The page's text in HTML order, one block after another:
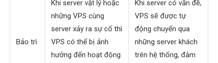
Bảo trì
Khi server vật lý hoặc
những VPS cùng
server xảy ra sự cố thì
VPS có thể bị ảnh
hưởng đến hoạt động
Khi server có vấn đề,
VPS sẽ được tự
động chuyển qua
những server khách
trên hệ thống, đảm